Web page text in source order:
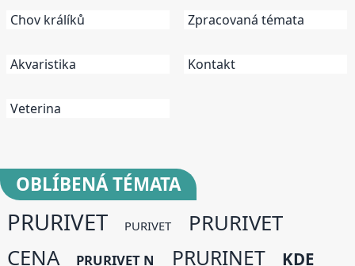
Chov králíků
Akvaristika
Veterina
Zpracovaná témata
Kontakt
OBLÍBENÁTÉMATA
PRURIVET PURIVET
PRURIVET
CENA
PRURIVET N PRURINET
KDE